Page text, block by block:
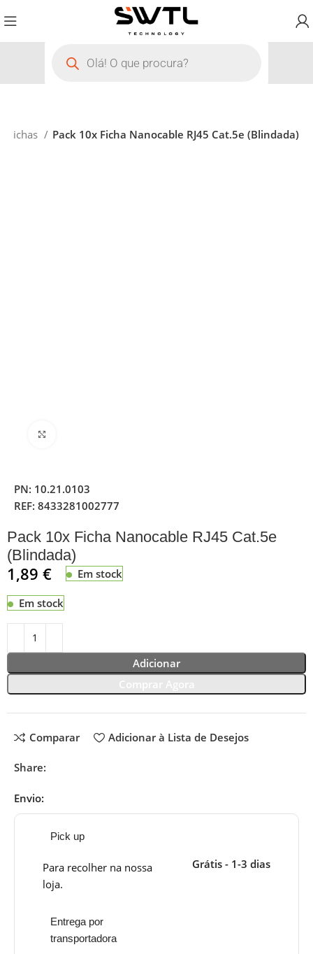
Fichas Pack 10x Ficha Nanocable RJ45 Cat.5e (Blindada)
PN: 10.21.0103
REF:8433281002777
Pack 10x Ficha Nanocable RJ45 Cat.5e
(Blindada)
1,89€ Em stock
Em stock
Adicionar
Comparar Adicionar à Lista de Desejos
Share:
Envio:
Pick up
Para recolher na nossa
loja.
Grátis - 1-3 dias
Entrega por
transportadora